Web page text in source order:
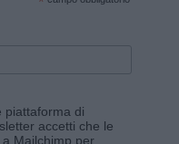
piattaforma di
accetti che le
Mailchimp per